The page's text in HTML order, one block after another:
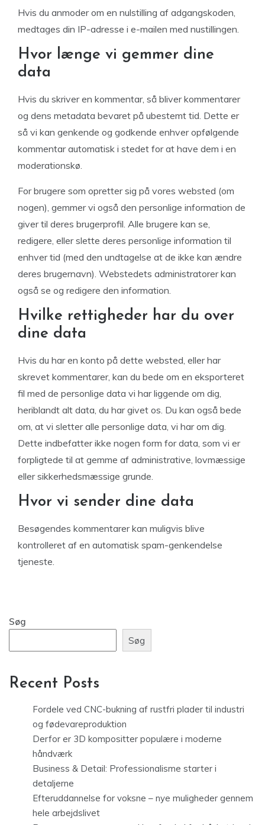
Hvis du anmoder om en nulstilling af adgangskoden,
medtages din IP-adresse i e-mailen med nustillingen.
Hvor længe vi gemmer dine
data
Hvis du skriver en kommentar, så bliver kommentarer
og dens metadata bevaret på ubestemt tid. Dette er
så vi kan genkende og godkende enhver opfølgende
kommentar automatisk i stedet for at have dem i en
moderationskø.
For brugere som opretter sig på vores websted (om
nogen), gemmer vi også den personlige information de
giver til deres brugerprofil. Alle brugere kan se,
redigere, eller slette deres personlige information til
enhver tid (med den undtagelse at de ikke kan ændre
deres brugernavn). Webstedets administratorer kan
også se og redigere den information.
Hvilke rettigheder har du over
dine data
Hvis du har en konto på dette websted, eller har
skrevet kommentarer, kan du bede om en eksporteret
fil med de personlige data vi har liggende om dig,
heriblandt alt data, du har givet os. Du kan også bede
om, at vi sletter alle personlige data, vi har om dig.
Dette indbefatter ikke nogen form for data, som vi er
forpligtede til at gemme af administrative, lovmæssige
eller sikkerhedsmæssige grunde.
Hvor vi sender dine data
Besøgendes kommentarer kan muligvis blive
kontrolleret af en automatisk spam-genkendelse
tjeneste.
Søg
Søg
Recent Posts
Fordele ved CNC-bukning af rustfri plader til industri
og fødevareproduktion
Derfor er 3D kompositter populære i moderne
håndværk
Business & Detail: Professionalisme starter i
detaljerne
Efteruddannelse for voksne – nye muligheder gennem
hele arbejdslivet